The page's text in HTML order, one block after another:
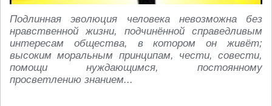
Подлинная эволюция человека невозможна без
нравственной жизни, подчинённой справедливым
интересам общества, в котором он живёт;
высоким моральным принципам, чести, совести,
помощи нуждающимся, постоянному
просветлению знанием...